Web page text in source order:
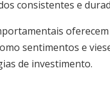
consistentes e
sentimentos e
de investimento.